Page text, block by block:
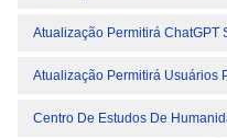
Atualização Permitirá ChatGPT
Atualização Permitirá Usuários
Centro De Estudos De